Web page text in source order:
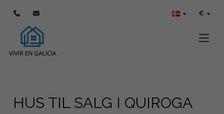
€
HUS TIL SALG I QUIROGA